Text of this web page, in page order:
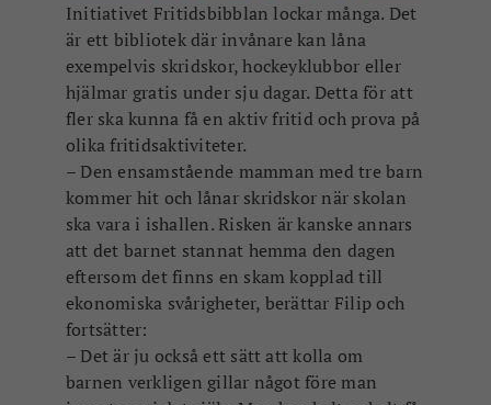
Initiativet Fritidsbibblan lockar många. Det
är ett bibliotek där invånare kan låna
exempelvis skridskor, hockeyklubbor eller
hjälmar gratis under sju dagar. Detta för att
fler ska kunna få en aktiv fritid och prova på
olika fritidsaktiviteter.
– Den ensamstående mamman med tre barn
kommer hit och lånar skridskor när skolan
ska vara i ishallen. Risken är kanske annars
att det barnet stannat hemma den dagen
eftersom det finns en skam kopplad till
ekonomiska svårigheter, berättar Filip och
fortsätter:
– Det är ju också ett sätt att kolla om
barnen verkligen gillar något före man